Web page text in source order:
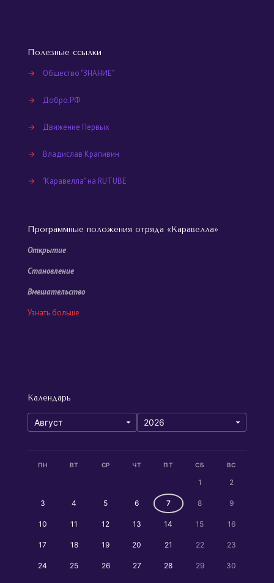
Полезные ссылки
→ Общество "ЗНАНИЕ"
→ Добро.РФ
→ Движение Первых
→ Владислав Крапивин
→ "Каравелла" на RUTUBE
Программные положения отряда «Каравелла»
Открытие
Становление
Вмешательство
Узнать больше
Календарь
ПН ВТ СР ЧТ ПТ СБ ВС
1 2
3 4 5 6 7 8 9
10 11 12 13 14 15 16
17 18 19 20 21 22 23
24 25 26 27 28 29 30